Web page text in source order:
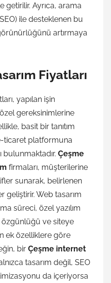
Ayrıca, arama
ile desteklenen bu
artırmaya
Fiyatları
yapılan işin
özel gereksinimlerine
basit bir tanıtım
ticaret platformuna
bulunmaktadır. Çeşme
firmaları, müşterilerine
sunarak, belirlenen
Web tasarım
süreci, özel yazılım
özgünlüğü ve siteye
ek özelliklere göre
bir Çeşme internet
tasarım değil, SEO
da içeriyorsa